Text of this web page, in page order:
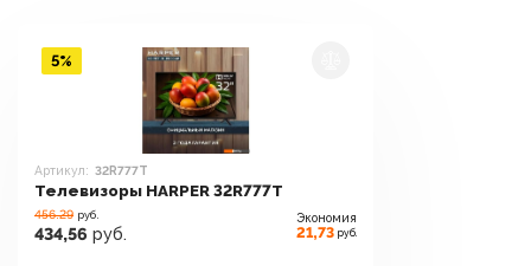
Артикул: 32R777T
Телевизоры HARPER 32R777T
456.29 руб.
434,56 руб.
Экономия
21,73 руб.
5%